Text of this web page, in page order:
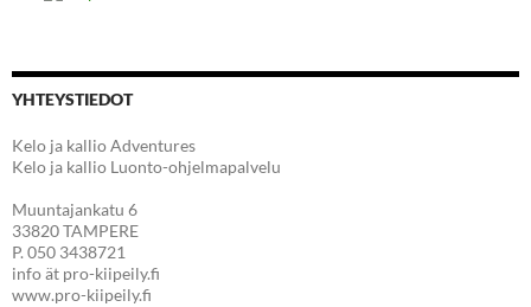
YHTEYSTIEDOT
Kelo ja kallio Adventures
Kelo ja kallio Luonto-ohjelmapalvelu
Muuntajankatu 6
33820 TAMPERE
P. 050 3438721
info ät pro-kiipeily.fi
www.pro-kiipeily.fi